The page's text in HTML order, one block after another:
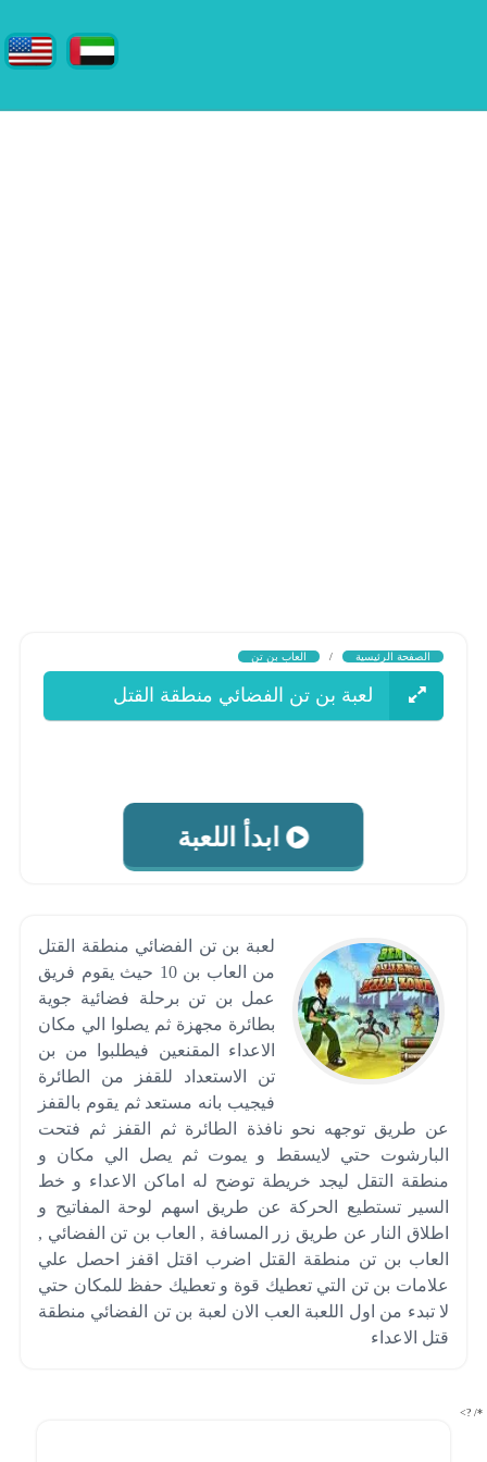
الصفحة الرئيسية / العاب بن تن
لعبة بن تن الفضائي منطقة القتل
ابدأ اللعبة
لعبة بن تن الفضائي منطقة القتل
من العاب بن 10 حيث يقوم فريق
عمل بن تن برحلة فضائية جوية
بطائرة مجهزة ثم يصلوا الي مكان
الاعداء المقنعين فيطلبوا من بن
تن الاستعداد للقفز من الطائرة
فيجيب بانه مستعد ثم يقوم بالقفز
عن طريق توجهه نحو نافذة الطائرة ثم القفز ثم فتحت
البارشوت حتي لايسقط و يموت ثم يصل الي مكان و
منطقة التقل ليجد خريطة توضح له اماكن الاعداء و خط
السير تستطيع الحركة عن طريق اسهم لوحة المفاتيح و
اطلاق النار عن طريق زر المسافة , العاب بن تن الفضائي ,
العاب بن تن منطقة القتل اضرب اقتل اقفز احصل علي
علامات بن تن التي تعطيك قوة و تعطيك حفظ للمكان حتي
لا تبدء من اول اللعبة العب الان لعبة بن تن الفضائي منطقة
قتل الاعداء
*/ ?>